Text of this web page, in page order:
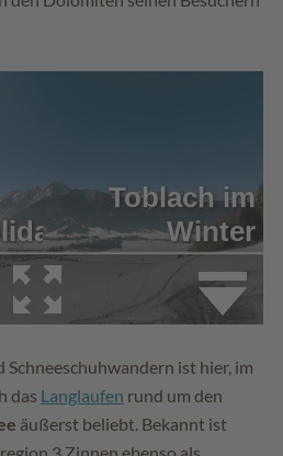
Schneeschuhwandern ist hier, im
das Langlaufen rund um den
äußerst beliebt. Bekannt ist
3 Zinnen ebenso als